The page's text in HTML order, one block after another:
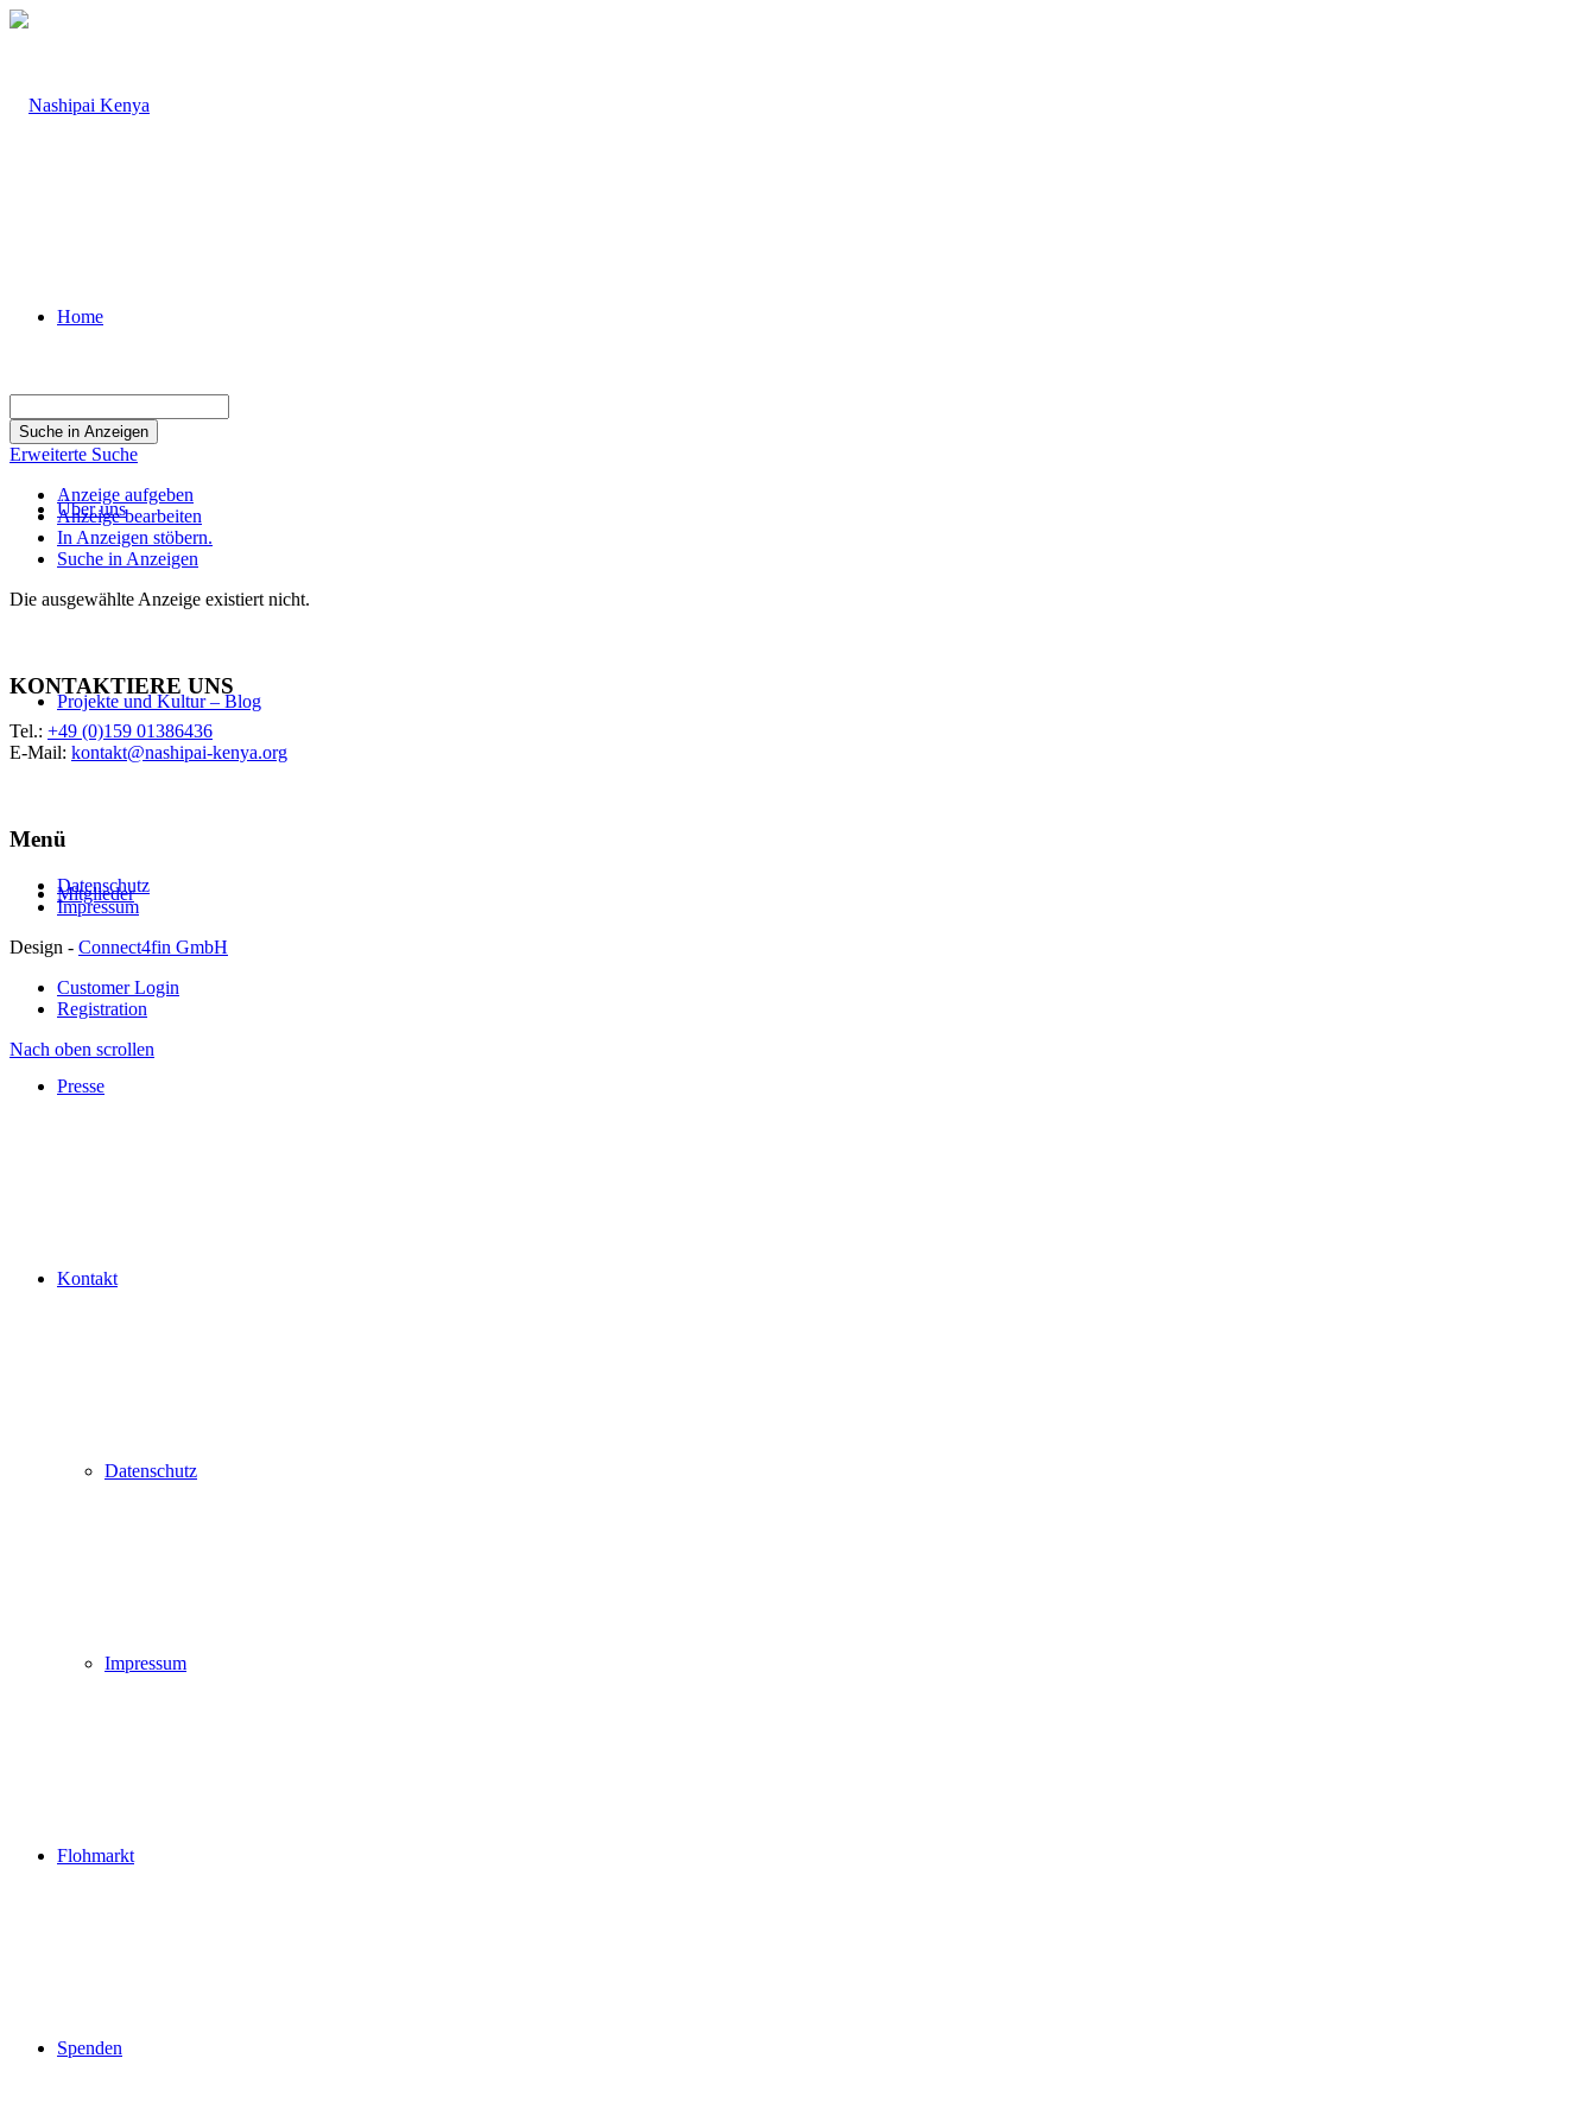
Home
Über uns
Projekte und Kultur – Blog
Mitglieder
Presse
Kontakt
Datenschutz
Impressum
Flohmarkt
Spenden
nach:
Erweiterte Suche
Anzeige aufgeben
Anzeige bearbeiten
In Anzeigen stöbern.
Suche in Anzeigen
Die ausgewählte Anzeige existiert nicht.
KONTAKTIERE UNS
Tel.: +49 (0)159 01386436
E-Mail: kontakt@nashipai-kenya.org
Menü
Datenschutz
Impressum
Design - Connect4fin GmbH
Customer Login
Registration
Nach oben scrollen